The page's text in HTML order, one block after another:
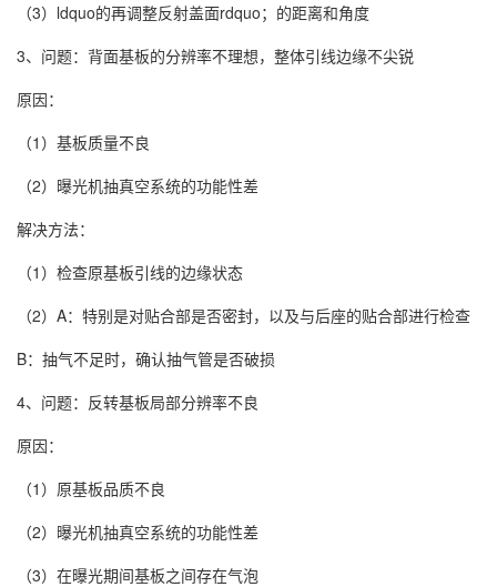
（3）ldquo的再调整反射盖面rdquo；的距离和角度
3、问题：背面基板的分辨率不理想，整体引线边缘不尖锐
原因：
（1）基板质量不良
（2）曝光机抽真空系统的功能性差
解决方法：
（1）检查原基板引线的边缘状态
（2）A：特别是对贴合部是否密封，以及与后座的贴合部进行检查
B：抽气不足时，确认抽气管是否破损
4、问题：反转基板局部分辨率不良
原因：
（1）原基板品质不良
（2）曝光机抽真空系统的功能性差
（3）在曝光期间基板之间存在气泡